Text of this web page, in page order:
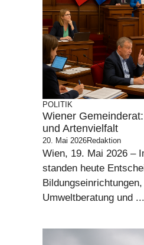
POLITIK
Wiener
und Artenvielfalt
20. Mai 2026Redaktion
Wien, 19. Mai 2026 –
standen heute
Umweltberatung und ...